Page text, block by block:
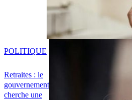
Retraites : le
gouvernement
cherche une
POLITIQUE